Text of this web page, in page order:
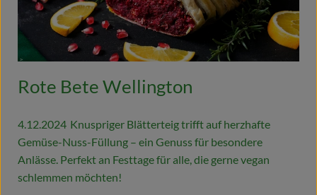
Rote Bete Wellington
4.12.2024 Knuspriger Blätterteig trifft auf herzhafte
Gemüse-Nuss-Füllung – ein Genuss für besondere
Anlässe. Perfekt an Festtage für alle, die gerne vegan
schlemmen möchten!